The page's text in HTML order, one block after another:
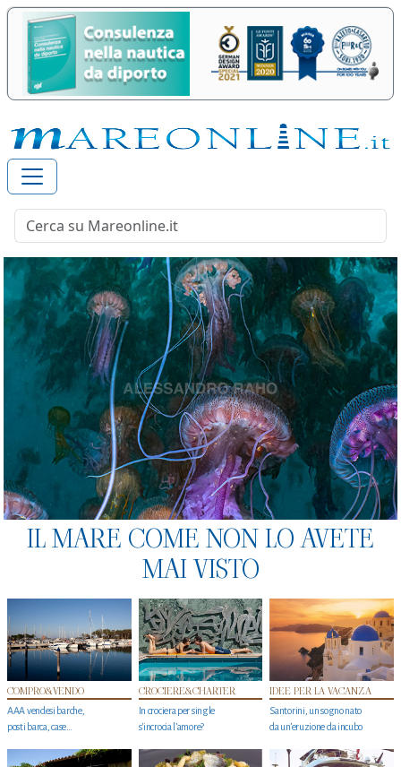
IL MARE COME NON LO AVETE
MAI VISTO
COMPRO&VENDO
AAA vendesi barche,
posti barca, case…
CROCIERE&CHARTER
In crociera per single
s'incrocia l’amore?
IDEE PER LA VACANZA
Santorini, un sogno nato
da un’eruzione da incubo